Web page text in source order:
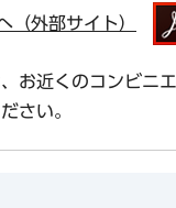
外部サイト）
お近くのコンビ
さい。